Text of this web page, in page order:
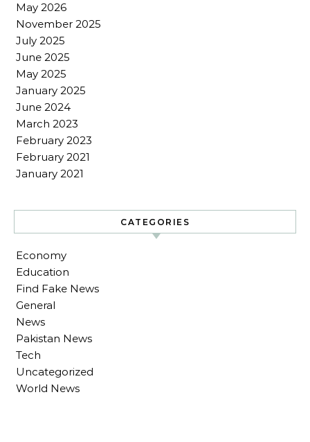
May 2026
November 2025
July 2025
June 2025
May 2025
January 2025
June 2024
March 2023
February 2023
February 2021
January 2021
CATEGORIES
Economy
Education
Find Fake News
General
News
Pakistan News
Tech
Uncategorized
World News